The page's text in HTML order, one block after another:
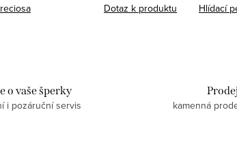
Dotaz k produktu Hlídací
o vaše šperky
i pozáruční servis kamenná